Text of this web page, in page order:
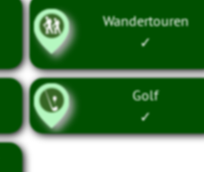
Wandertouren
✓
Golf
✓